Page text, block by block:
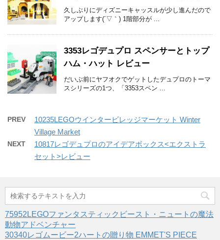
久しぶりにディズニーキャッスルが少し進んだので
アップします(´▽｀) 1階部分が ...
3353レゴデュプロ スペンサーとトップ
ハム・ハット レビュー
だいぶ前にヤフオクでゲットしたデュプロのトーマ
スシリーズの1つ、「3353スペン ...
PREV
10235LEGOウインタービレッジマーケット Winter
Village Market
NEXT
10817レゴデュプロのアイデアボックス<エクストラ
セット>レビュー
75952LEGOファンタスティックビースト・ニュートの魔法
動物アドベンチャー
30340レゴムービー2ハートの贈り物 EMMET'S PIECE